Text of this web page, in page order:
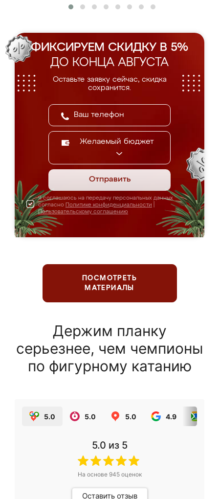
ФИКСИРУЕМ СКИДКУ В 5%
ДО КОНЦА АВГУСТА
Оставьте заявку сейчас, скидка
сохранится.
Желаемый бюджет
Отправить
Я соглашаюсь на передачу персональных данных
согласно Политике конфиденциальности
Пользовательскому соглашению
ПОСМОТРЕТЬ
МАТЕРИАЛЫ
Держим планку
серьезнее, чем чемпионы
по фигурному катанию
5.0 5.0 5.0 4.9
5.0 из 5
На основе 945оценок
Оставить отзыв